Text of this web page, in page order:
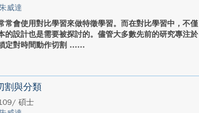
威達
常會使用對比學習來做特徵學習。而在對比學習中，不僅
的設計也是需要被探討的。儘管大多數先前的研究專注於
定對時間動作切割 ...
割與分類
碩士